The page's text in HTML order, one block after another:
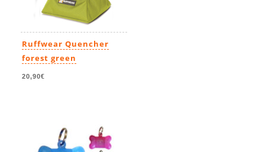
Ruffwear Quencher
forest green
20,90€